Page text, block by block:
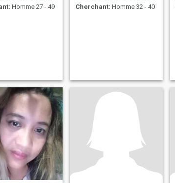
Homme 27 - 49
Cherchant: Homme 32 - 40